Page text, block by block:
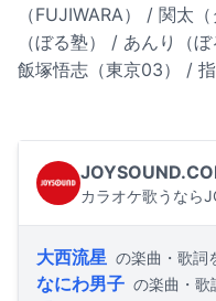
（FUJIWARA） / 関太
（ぼる塾） / あんり（ぼ
飯塚悟志（東京03） /
カラオケ歌うなら
大西流星 の楽曲・歌詞
なにわ男子 の楽曲・歌